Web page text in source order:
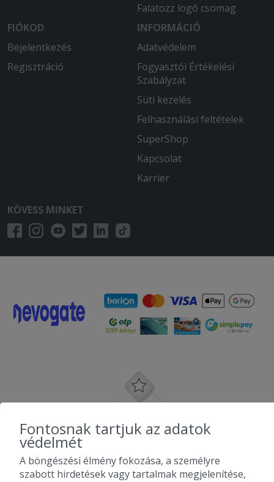
Falatozz logó csomag
FIÓKOD
Bejelentkezés
Regisztráció
INFORMÁCIÓ
Adatvédelem
Fogyasztói Értékelési
Szabályzat
Süti kezelés
Felhasználási feltételek
SuperShop
Kapcsolat
Karrier
KÖVESS MINKET
Fontosnak tartjuk az adatok
védelmét
A böngészési élmény fokozása, a személyre
szabott hirdetések vagy tartalmak megjelenítése,